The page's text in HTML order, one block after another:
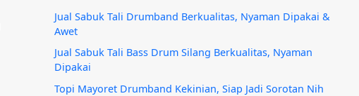
Jual Sabuk Tali Drumband Berkualitas, Nyaman Dipakai &
Awet
Jual Sabuk Tali Bass Drum Silang Berkualitas, Nyaman
Dipakai
Topi Mayoret Drumband Kekinian, Siap Jadi Sorotan Nih